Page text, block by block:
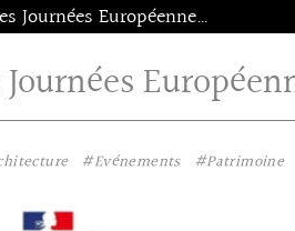
Les Journées Européennes du patrimoine
Journées
#Evénements #Patrimoine